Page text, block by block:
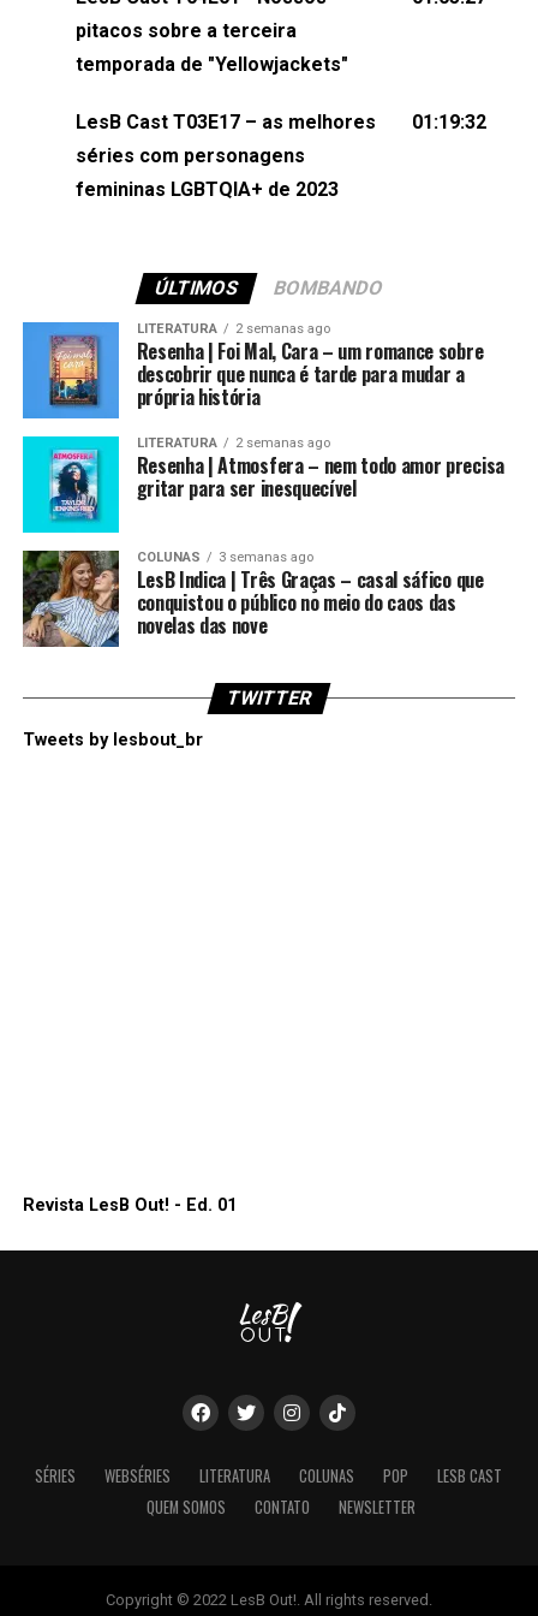
(⁠⁠⁠⁠@brunarfentanes⁠⁠⁠⁠) e Pollyelly FlorêncioEdição de
Naiady Machado
pitacos sobre a terceira
temporada de "Yellowjackets"
LesB Cast T03E17 – as melhores
séries com personagens
femininas LGBTQIA+ de 2023
01:19:32
ÚLTIMOS BOMBANDO
LITERATURA 2 semanas ago
Resenha | Foi Mal, Cara – um romance sobre
descobrir que nunca é tarde para mudar a
própria história
LITERATURA 2 semanas ago
Resenha | Atmosfera – nem todo amor precisa
gritar para ser inesquecível
COLUNAS 3 semanas ago
LesB Indica | Três Graças – casal sáfico que
conquistou o público no meio do caos das
novelas das nove
TWITTER
Tweets by lesbout_br
Revista LesB Out! - Ed. 01
SÉRIES WEBSÉRIES LITERATURA COLUNAS POP
LESB CAST
QUEM SOMOS
CONTATO NEWSLETTER
Copyright © 2022 LesB Out!. All rights reserved.